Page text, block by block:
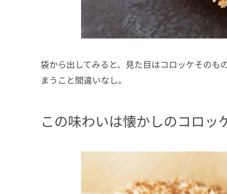
袋から出してみると、見た目はコロッケその
まうこと間違いなし。
この味わいは懐かしのコロッ